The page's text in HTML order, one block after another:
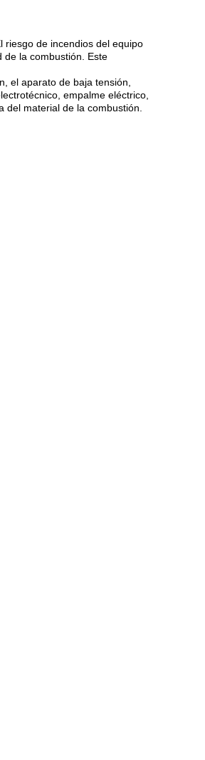
riesgo de incendios del equipo
de la combustión. Este
el aparato de baja tensión,
empalme eléctrico,
material de la combustión.